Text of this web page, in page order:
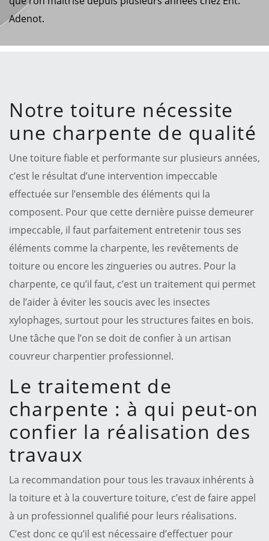
Adenot.
Notre toiture nécessite
une charpente de qualité
Une toiture fiable et performante sur plusieurs années,
c’est le résultat d’une intervention impeccable
effectuée sur l’ensemble des éléments qui la
composent. Pour que cette dernière puisse demeurer
impeccable, il faut parfaitement entretenir tous ses
éléments comme la charpente, les revêtements de
toiture ou encore les zingueries ou autres. Pour la
charpente, ce qu’il faut, c’est un traitement qui permet
de l’aider à éviter les soucis avec les insectes
xylophages, surtout pour les structures faites en bois.
Une tâche que l’on se doit de confier à un artisan
couvreur charpentier professionnel.
Le traitement de
charpente : à qui peut-on
confier la réalisation des
travaux
La recommandation pour tous les travaux inhérents à
la toiture et à la couverture toiture, c’est de faire appel
à un professionnel qualifié pour leurs réalisations.
C’est donc ce qu’il est nécessaire d’effectuer pour